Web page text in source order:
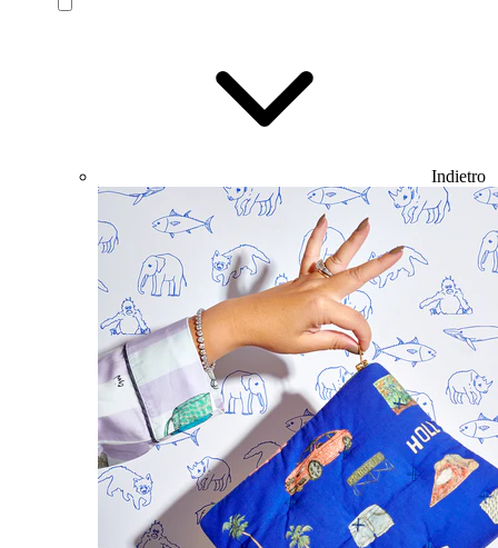
Indietro